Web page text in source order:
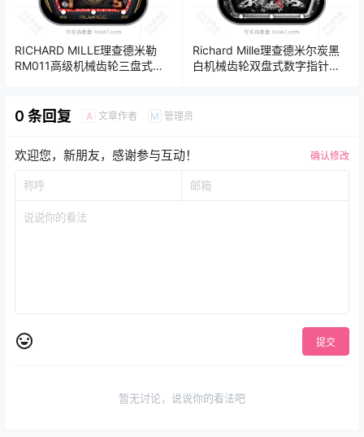
RICHARD MILLE理查德米勒
RM011高级机械齿轮三盘式数
Richard Mille理查德米尔炭黑
白机械齿轮双盘式数字指针
0 条回复 A 文章作者 M 管理员
欢迎您，新朋友，感谢参与互动！ 确认修改
提交
暂无讨论，说说你的看法吧